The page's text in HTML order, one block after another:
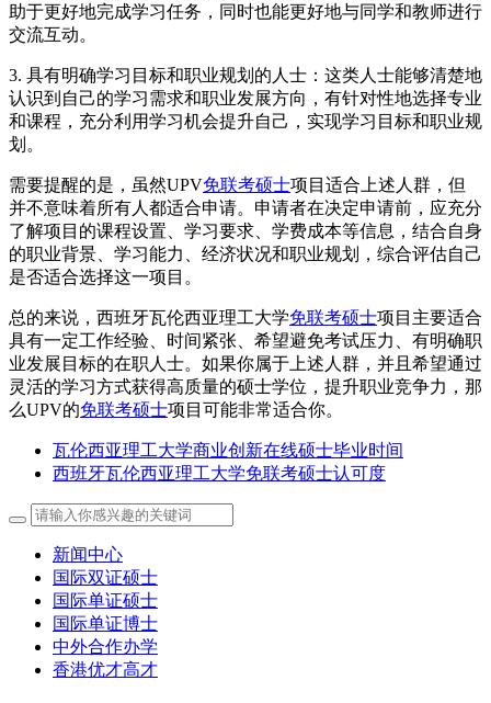
助于更好地完成学习任务，同时也能更好地与同学和教师进行
交流互动。
3. 具有明确学习目标和职业规划的人士：这类人士能够清楚地
认识到自己的学习需求和职业发展方向，有针对性地选择专业
和课程，充分利用学习机会提升自己，实现学习目标和职业规
划。
需要提醒的是，虽然UPV免联考硕士项目适合上述人群，但
并不意味着所有人都适合申请。申请者在决定申请前，应充分
了解项目的课程设置、学习要求、学费成本等信息，结合自身
的职业背景、学习能力、经济状况和职业规划，综合评估自己
是否适合选择这一项目。
总的来说，西班牙瓦伦西亚理工大学免联考硕士项目主要适合
具有一定工作经验、时间紧张、希望避免考试压力、有明确职
业发展目标的在职人士。如果你属于上述人群，并且希望通过
灵活的学习方式获得高质量的硕士学位，提升职业竞争力，那
么UPV的免联考硕士项目可能非常适合你。
瓦伦西亚理工大学商业创新在线硕士毕业时间
西班牙瓦伦西亚理工大学免联考硕士认可度
新闻中心
国际双证硕士
国际单证硕士
国际单证博士
中外合作办学
香港优才高才